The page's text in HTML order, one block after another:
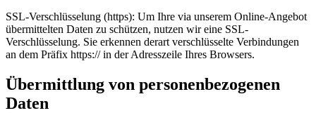
SSL-Verschlüsselung (https): Um Ihre via unserem Online-Angebot
übermittelten Daten zu schützen, nutzen wir eine SSL-
Verschlüsselung. Sie erkennen derart verschlüsselte Verbindungen
an dem Präfix https:// in der Adresszeile Ihres Browsers.
Übermittlung von personenbezogenen
Daten